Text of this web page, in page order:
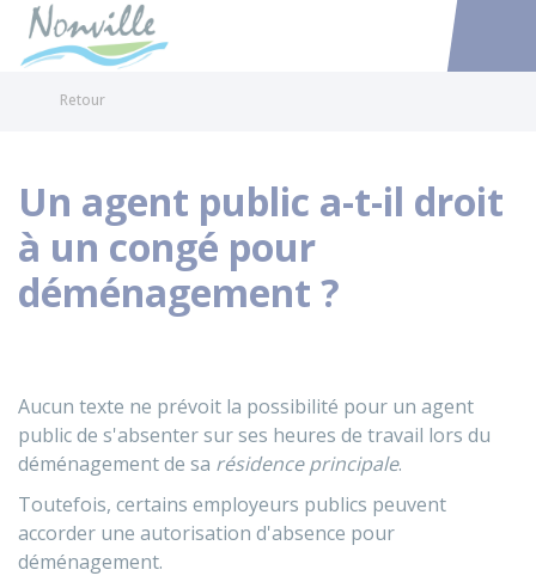
Accéder
Retour
Un agent public a-t-il droit
à un congé pour
déménagement ?
Aucun texte ne prévoit la possibilité pour un agent
public de s'absenter sur ses heures de travail lors du
déménagement de sa résidence principale.
Toutefois, certains employeurs publics peuvent
accorder une autorisation d'absence pour
déménagement.